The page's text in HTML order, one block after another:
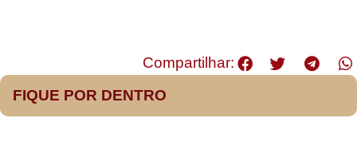
Compartilhar:
FIQUE POR DENTRO